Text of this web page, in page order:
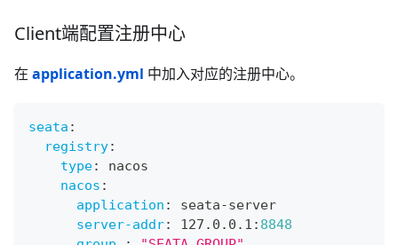
Client端配置注册中心
在 application.yml 中加入对应的注册中心。
seata :
registry:
type:
nacos
nacos :
application : seata-server
server-addr: 127.0.0.1 : 8848